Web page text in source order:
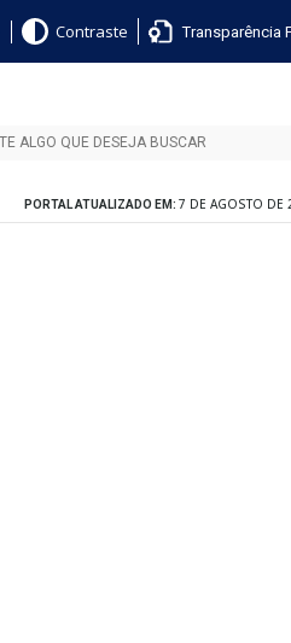
Contraste Transparência
PORTAL ATUALIZADO EM: 7 DE AGOSTO DE